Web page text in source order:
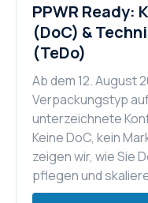
PPWR
(DoC) &
(TeDo)
Ab dem 12. August
Verpackungstyp
unterzeichnete
Keine DoC, kein
zeigen wir, wie Sie
pflegen und